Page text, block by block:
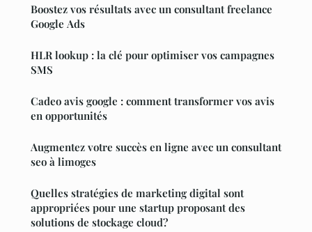
Boostez vos résultats avec un consultant freelance
Google Ads
HLR lookup : la clé pour optimiser vos campagnes
SMS
Cadeo avis google : comment transformer vos avis
en opportunités
Augmentez votre succès en ligne avec un consultant
seo à limoges
Quelles stratégies de marketing digital sont
appropriées pour une startup proposant des
solutions de stockage cloud?